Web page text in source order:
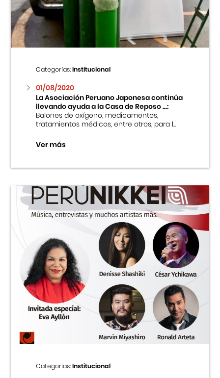
Centro Cultural Peruano Japonés
Museo de la Inmigración Japonesa
Fondo Editorial
Teatro Peruano Japonés
Categorías:Institucional
01/08/2020
La Asociación Peruano Japonesa continúa
llevando ayuda a la Casa de Reposo ...:
Balones de oxígeno, medicamentos,
tratamientos médicos, entre otros, para l...
Ver más
Categorías:Institucional